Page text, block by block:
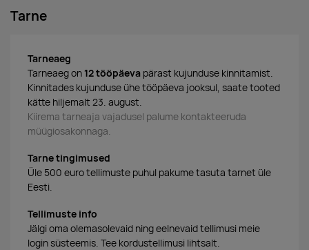
Tarne
Tarneaeg
Tarneaeg on 12 tööpäeva pärast kujunduse kinnitamist.
Kinnitades kujunduse ühe tööpäeva jooksul, saate tooted
kätte hiljemalt 23. august.
Kiirema tarneaja vajadusel palume kontakteeruda
müügiosakonnaga.
Tarne tingimused
Üle 500 euro tellimuste puhul pakume tasuta tarnet üle
Eesti.
Tellimuste info
Jälgi oma olemasolevaid ning eelnevaid tellimusi meie
login süsteemis. Tee kordustellimusi lihtsalt.